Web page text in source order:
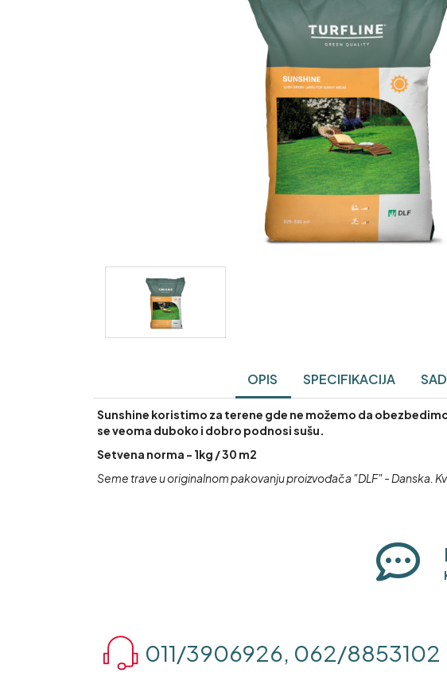
OPIS SPECIFIKACIJA
Sunshine koristimo za terene gde ne možemo da
se veoma duboko i dobro podnosi sušu.
Setvena norma - 1kg / 30 m2
Seme trave u originalnom pakovanju proizvođača "DLF" - Danska.
011/3906926, 062/8853102